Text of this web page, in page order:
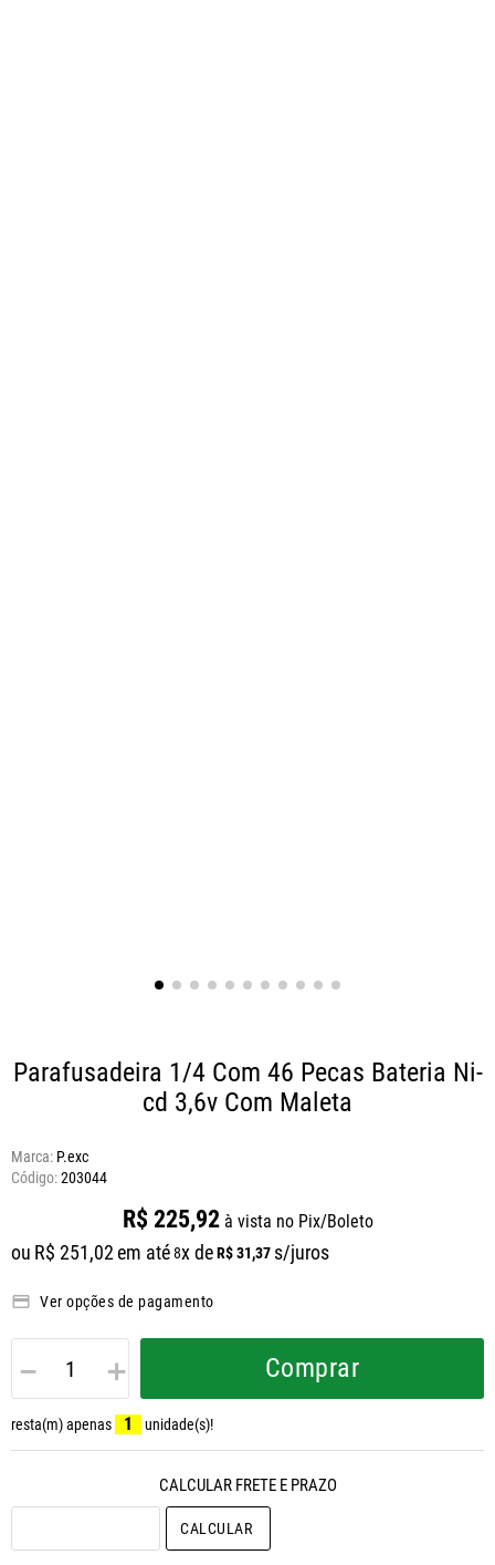
Parafusadeira 1/4 Com 46 Pecas Bateria Ni-
cd 3,6v Com Maleta
Marca: P.exc
203044
R$ 225,92à vista no Pix/Boleto
ou R$ 251,02em até8x deR$31,37 s/juros
Ver opções de pagamento
＋
－ Comprar
resta(m) apenas 1 unidade(s)!